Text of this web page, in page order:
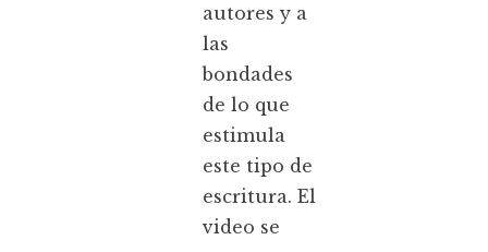
autores y a
las
bondades
de lo que
estimula
este tipo de
escritura. El
video se